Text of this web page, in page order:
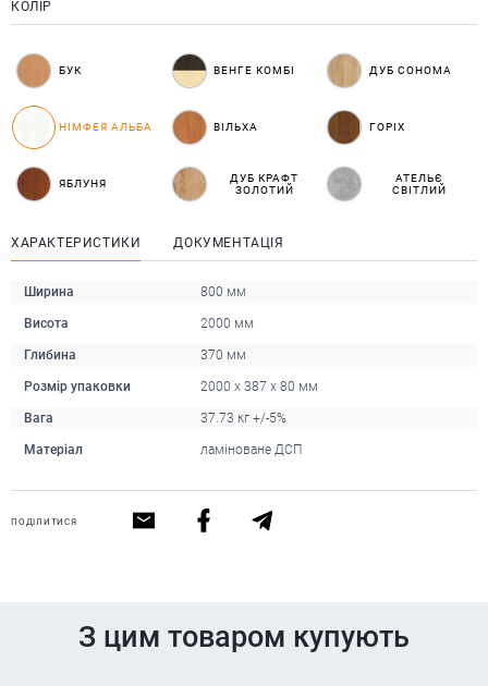
КОЛІР
БУК ВЕНГЕ КОМБІ ДУБ СОНОМА
НІМФЕЯ АЛЬБА ВІЛЬХА ГОРІХ
ЯБЛУНЯ
ДУБ КРАФТ
ЗОЛОТИЙ
АТЕЛЬЄ
СВІТЛИЙ
ХАРАКТЕРИСТИКИ ДОКУМЕНТАЦІЯ
Ширина 800 мм
Висота 2000 мм
Глибина 370 мм
Розмір упаковки 2000 x 387 x 80 мм
Вага 37.73 кг +/-5%
Матеріал ламіноване ДСП
ПОДІЛИТИСЯ
З цим товаром купують